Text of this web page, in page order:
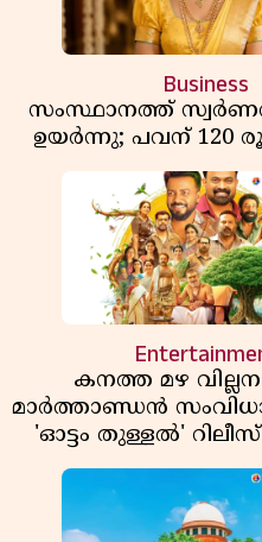
Business
സംസ്ഥാനത്ത്
ഉയർന്നു; പവന് 120
കനത്ത മഴ
മാർത്താണ്ഡൻ
'ഓട്ടം തുള്ളൽ' റിലീസ്